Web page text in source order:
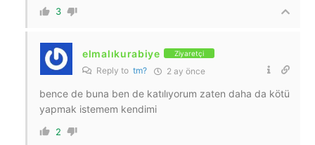
3
elmalıkurabiye Ziyaretçi
Reply to tm? 2 ay önce
bence de buna ben de katılıyorum zaten daha da kötü
yapmak istemem kendimi
2